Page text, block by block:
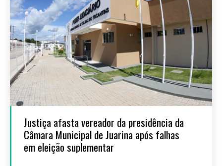
Justiça afasta vereador da presidência da
Câmara Municipal de Juarina após falhas
em eleição suplementar